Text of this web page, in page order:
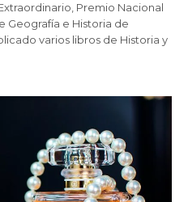
Premio Nacional
Geografía e Historia de
varios libros de Historia y